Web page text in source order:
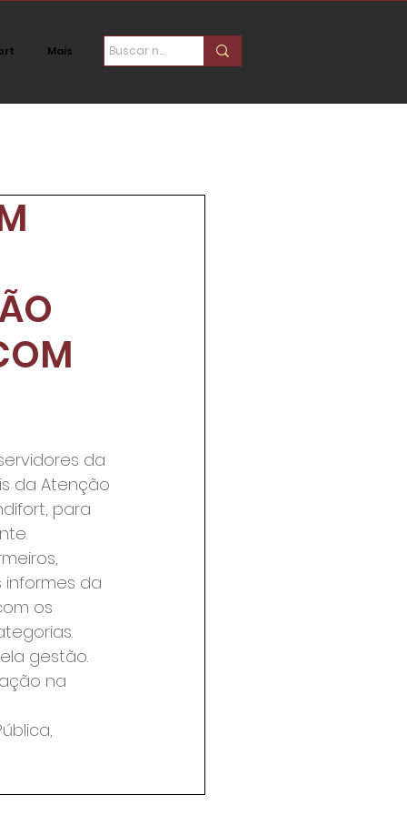
Mais
da
da Atenção
para
informes da
os
gestão.
na